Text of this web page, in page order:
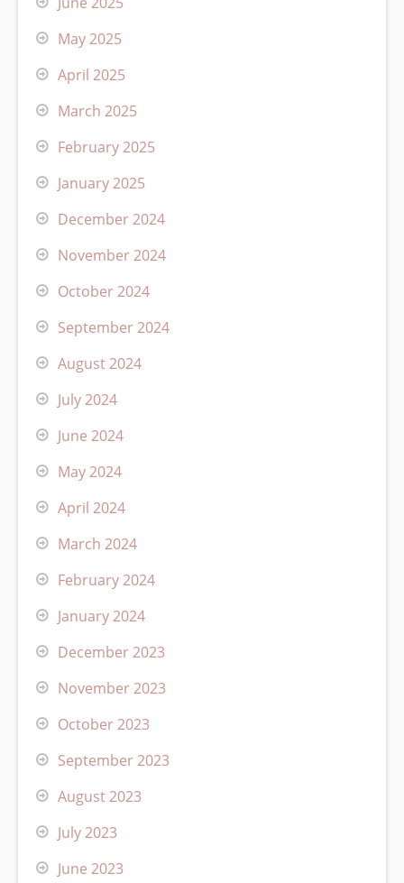
May 2025
April 2025
March 2025
February 2025
January 2025
December 2024
November 2024
October 2024
September 2024
August 2024
July 2024
June 2024
May 2024
April 2024
March 2024
February 2024
January 2024
December 2023
November 2023
October 2023
September 2023
August 2023
July 2023
June 2023